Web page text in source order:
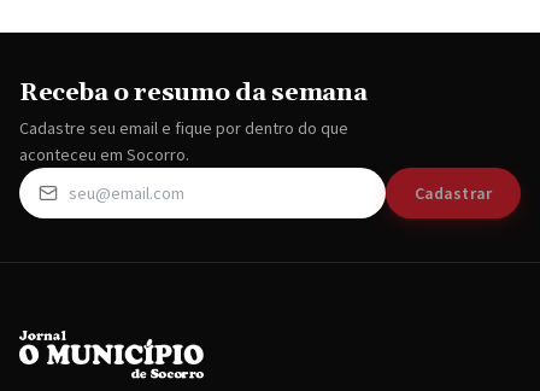
Receba o resumo da semana
Cadastre seu email e fique por dentro do que
aconteceu em Socorro.
Cadastrar